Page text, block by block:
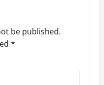
be published.
*